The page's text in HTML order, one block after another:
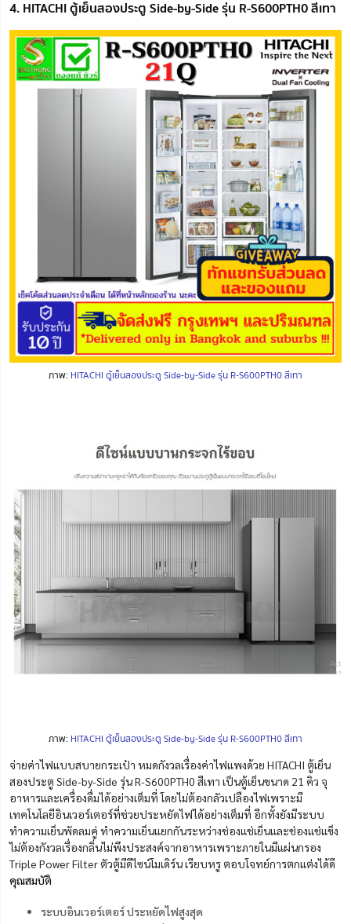
4. HITACHI ตู้เย็นสองประตู Side-by-Side รุ่น R-S600PTH0 สีเทา
ภาพ: HITACHI ตู้เย็นสองประตู Side-by-Side รุ่น R-S600PTH0 สีเทา
ภาพ: HITACHI ตู้เย็นสองประตู Side-by-Side รุ่น R-S600PTH0 สีเทา
จ่ายค่าไฟแบบสบายกระเป๋า หมดกังวลเรื่องค่าไฟแพงด้วย HITACHI ตู้เย็น
สองประตู Side-by-Side รุ่น R-S600PTH0 สีเทา เป็นตู้เย็นขนาด 21 คิว จุ
อาหารและเครื่องดื่มได้อย่างเต็มที่ โดยไม่ต้องกลัวเปลืองไฟเพราะมี
เทคโนโลยีอินเวอร์เตอร์ที่ช่วยประหยัดไฟได้อย่างเต็มที่ อีกทั้งยังมีระบบ
ทำความเย็นพัดลมคู่ ทำความเย็นแยกกันระหว่างช่องแช่เย็นและช่องแช่แข็ง
ไม่ต้องกังวลเรื่องกลิ่นไม่พึงประสงค์จากอาหารเพราะภายในมีแผ่นกรอง
Triple Power Filter ตัวตู้มีดีไซน์โมเดิร์น เรียบหรู ตอบโจทย์การตกแต่งได้ดี
คุณสมบัติ
ระบบอินเวอร์เตอร์ ประหยัดไฟสูงสุด